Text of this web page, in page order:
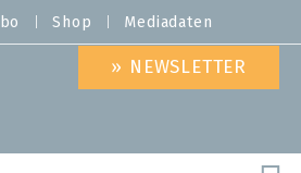
Shop Mediadaten
» NEWSLETTER